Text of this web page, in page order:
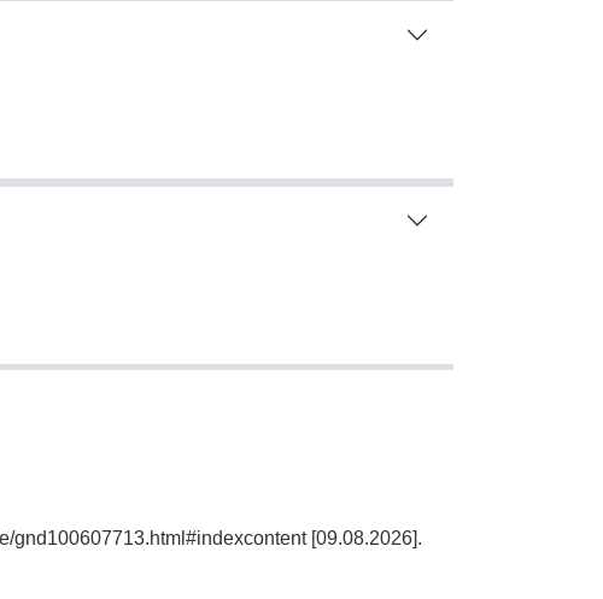
gnd100607713.html#indexcontent [09.08.2026].